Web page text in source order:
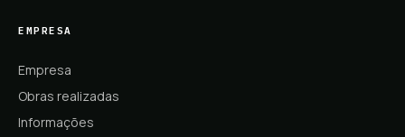
EMPRESA
Empresa
Obras realizadas
Informações